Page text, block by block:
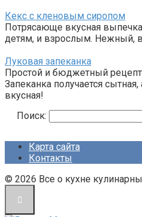
Кекс с кленовым сиропом
Потрясающе вкусная
детям, и взрослым. Нежный,
Луковая запеканка
Простой и бюджетный
Запеканка получается
вкусная!
Поиск:
Карта сайта
Контакты
© 2026 Все о кухне